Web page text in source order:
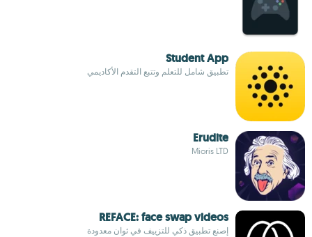
Student App
تطبيق شامل للتعلم وتتبع التقدم الأكاديمي
Erudite
Mioris LTD
REFACE: face swap videos
إصنع تطبيق ذكي للتزييف في ثوان معدودة